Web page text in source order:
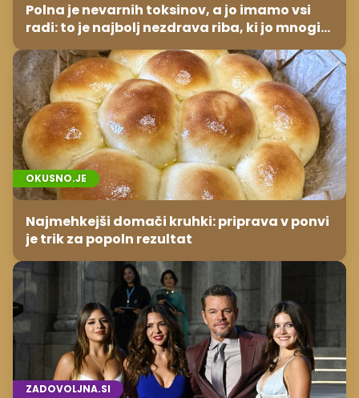
Polna je nevarnih toksinov, a jo imamo vsi
radi: to je najbolj nezdrava riba, ki jo mnogi
redno uživajo
OKUSNO.JE
Najmehkejši domači kruhki: priprava v ponvi
je trik za popoln rezultat
ZADOVOLJNA.SI